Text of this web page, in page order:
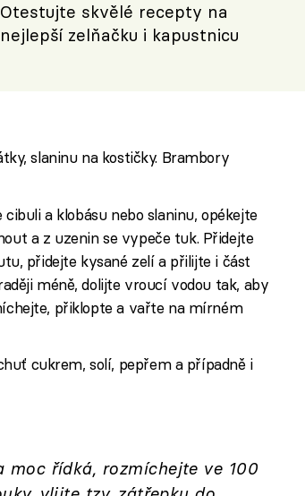
Otestujte skvělé recepty na
nejlepší zelňačku i kapustnicu
slaninu na kostičky. Brambory
a klobásu nebo slaninu, opékejte
a z uzenin se vypeče tuk. Přidejte
přidejte kysané zelí a přilijte i část
méně, dolijte vroucí vodou tak, aby
přiklopte a vařte na mírném
cukrem, solí, pepřem a případně i
řídká, rozmíchejte ve 100